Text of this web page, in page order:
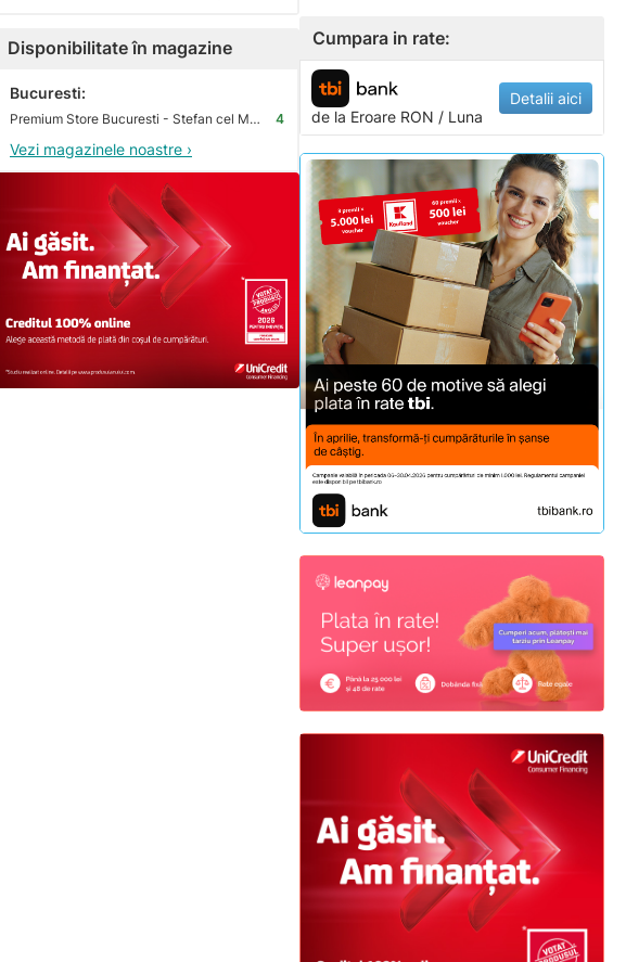
Disponibilitate în magazine
Bucuresti:
Premium Store Bucuresti - Stefan cel Mare 4
Vezi magazinele noastre ›
Cumpara in rate:
de la Eroare RON / Luna
Detalii aici